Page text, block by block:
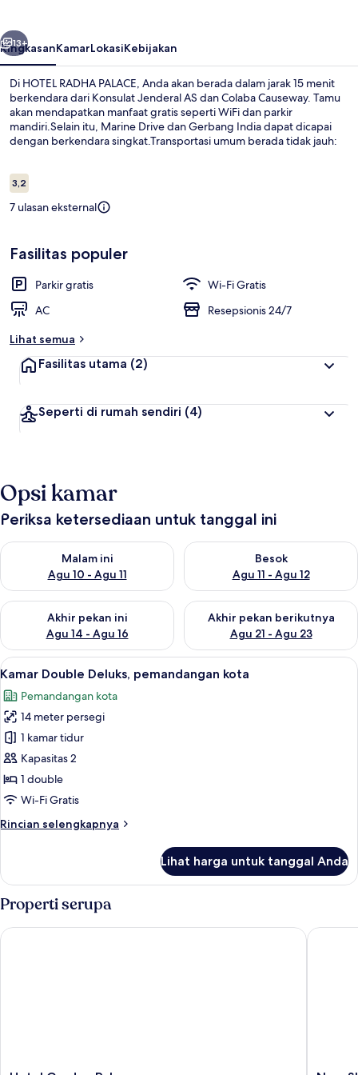
Berikutnya
13+
RingkasanKamarLokasiKebijakan
Di HOTEL RADHA PALACE, Anda akan berada dalam jarak 15 menit
berkendara dari Konsulat Jenderal AS dan Colaba Causeway. Tamu
akan mendapatkan manfaat gratis seperti WiFi dan parkir
mandiri.Selain itu, Marine Drive dan Gerbang India dapat dicapai
dengan berkendara singkat.Transportasi umum berada tidak jauh:
Ulasan
3,23,2 dari 10
7 ulasan eksternal
Fasilitas populer
Parkir gratis
Wi-Fi Gratis
AC
Resepsionis 24/7
Lihat semua
Fasilitas utama (2)
Seperti di rumah sendiri (4)
Opsi kamar
Periksa ketersediaan untuk tanggal ini
Malam ini
Agu 10 - Agu 11
Periksa ketersediaan untuk malam ini Agu 10 - Agu 11
Besok
Agu 11 - Agu 12
Periksa ketersediaan untuk
Akhir pekan ini
Agu 14 - Agu 16
Periksa ketersediaan untuk akhir pekan ini Agu 14 - Agu 16
Akhir pekan berikutnya
Agu 21 - Agu 23
Periksa ketersediaan untuk
Lihat
semua
foto
untuk
Kamar
Double
Deluks,
pemandangan
Kamar Double Deluks,
7
Kamar Double Deluks, pemandangan kota
Pemandangan kota
14 meter persegi
1 kamar tidur
Kapasitas 2
1 double
Wi-Fi Gratis
Rincian selengkapnya
Rincian
Kamar
Double
Deluks,
pemandangan
kota
Lihat harga untuk tanggal Anda
Properti serupa
Hotel Garden Palace New